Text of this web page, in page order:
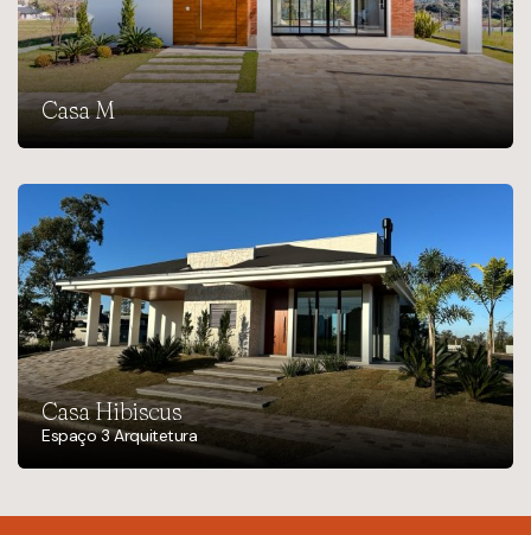
Casa M
Casa Hibiscus
Espaço 3 Arquitetura